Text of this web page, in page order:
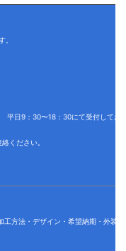
。
日9：30〜18：30にて受付してお
ください。
方法・デザイン・希望納期・外装